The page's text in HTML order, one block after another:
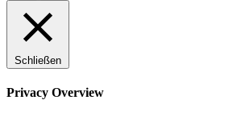
Schließen
Privacy Overview